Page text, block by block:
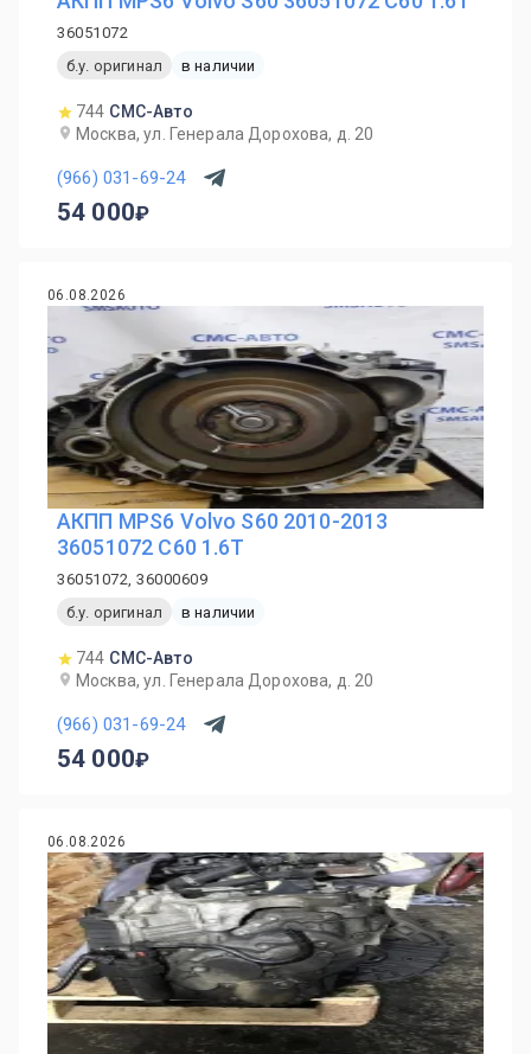
36051072
б.у. оригинал
в наличии
744 СМС-Авто
Москва, ул. Генерала Дорохова, д. 20
(966) 031-69-24
54 000
06.08.2026
АКПП MPS6 Volvo S60 2010-2013
36051072 С60 1.6T
36051072, 36000609
б.у. оригинал
в наличии
744 СМС-Авто
Москва, ул. Генерала Дорохова, д. 20
(966) 031-69-24
54 000
06.08.2026